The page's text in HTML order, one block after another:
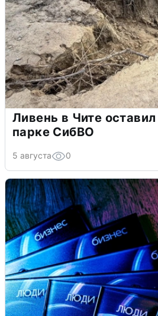
Ливень в Чите
парке СибВО
5 августа 0